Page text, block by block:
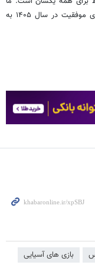
باید همیشه آماده باشیم تا پرچم ایران بالا بماند. برای موفقیت در سال ۱۴۰۵ به
بازی های آسیایی